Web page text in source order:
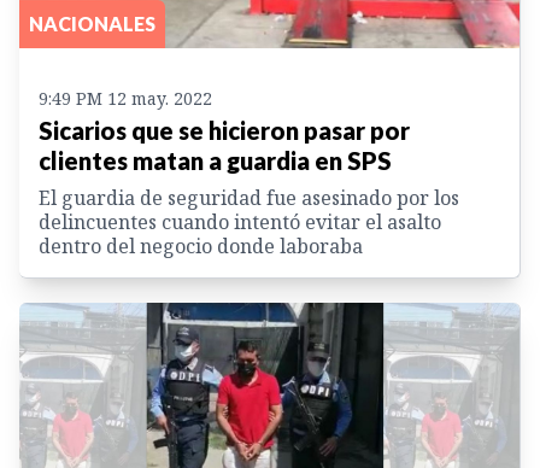
NACIONALES
9:49 PM 12 may. 2022
Sicarios que se hicieron pasar por
clientes matan a guardia en SPS
El guardia de seguridad fue asesinado por los
delincuentes cuando intentó evitar el asalto
dentro del negocio donde laboraba